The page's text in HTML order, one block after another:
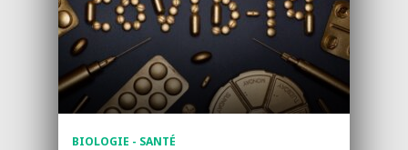
BIOLOGIE - SANTÉ